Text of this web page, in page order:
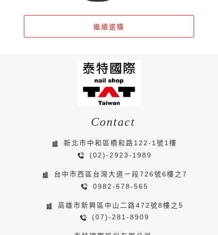
繼續選購
Contact
新北市中和區橋和路122-1號1樓
(02)-2923-1989
台中市西區台灣大道ㄧ段726號6樓之7
0982-678-565
高雄市新興區中山二路472號8樓之5
(07)-281-8909